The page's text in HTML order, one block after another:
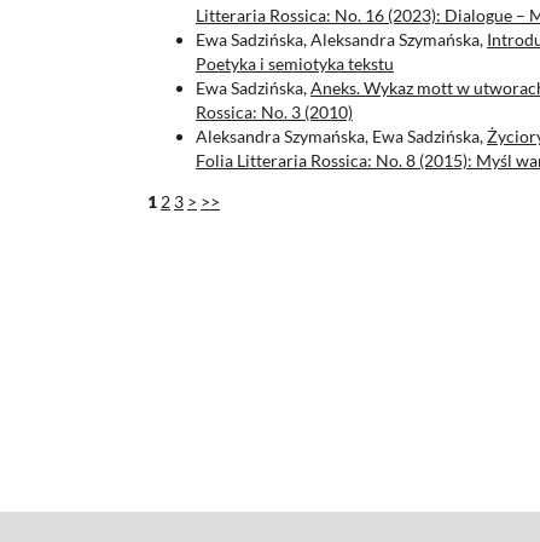
Litteraria Rossica: No. 16 (2023): Dialogue –
Ewa Sadzińska, Aleksandra Szymańska,
Poetyka i semiotyka tekstu
Ewa Sadzińska,Aneks. Wykaz mott w
Rossica: No. 3 (2010)
Aleksandra Szymańska, Ewa Sadzińska,
Folia Litteraria Rossica: No. 8 (2015): Myśl
1 2 3 > >>